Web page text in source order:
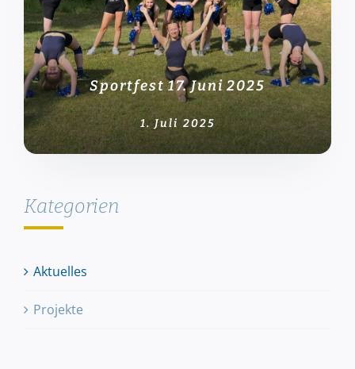
Sportfest 17. Juni 2025
1. Juli 2025
Kategorien
Aktuelles
Projekte